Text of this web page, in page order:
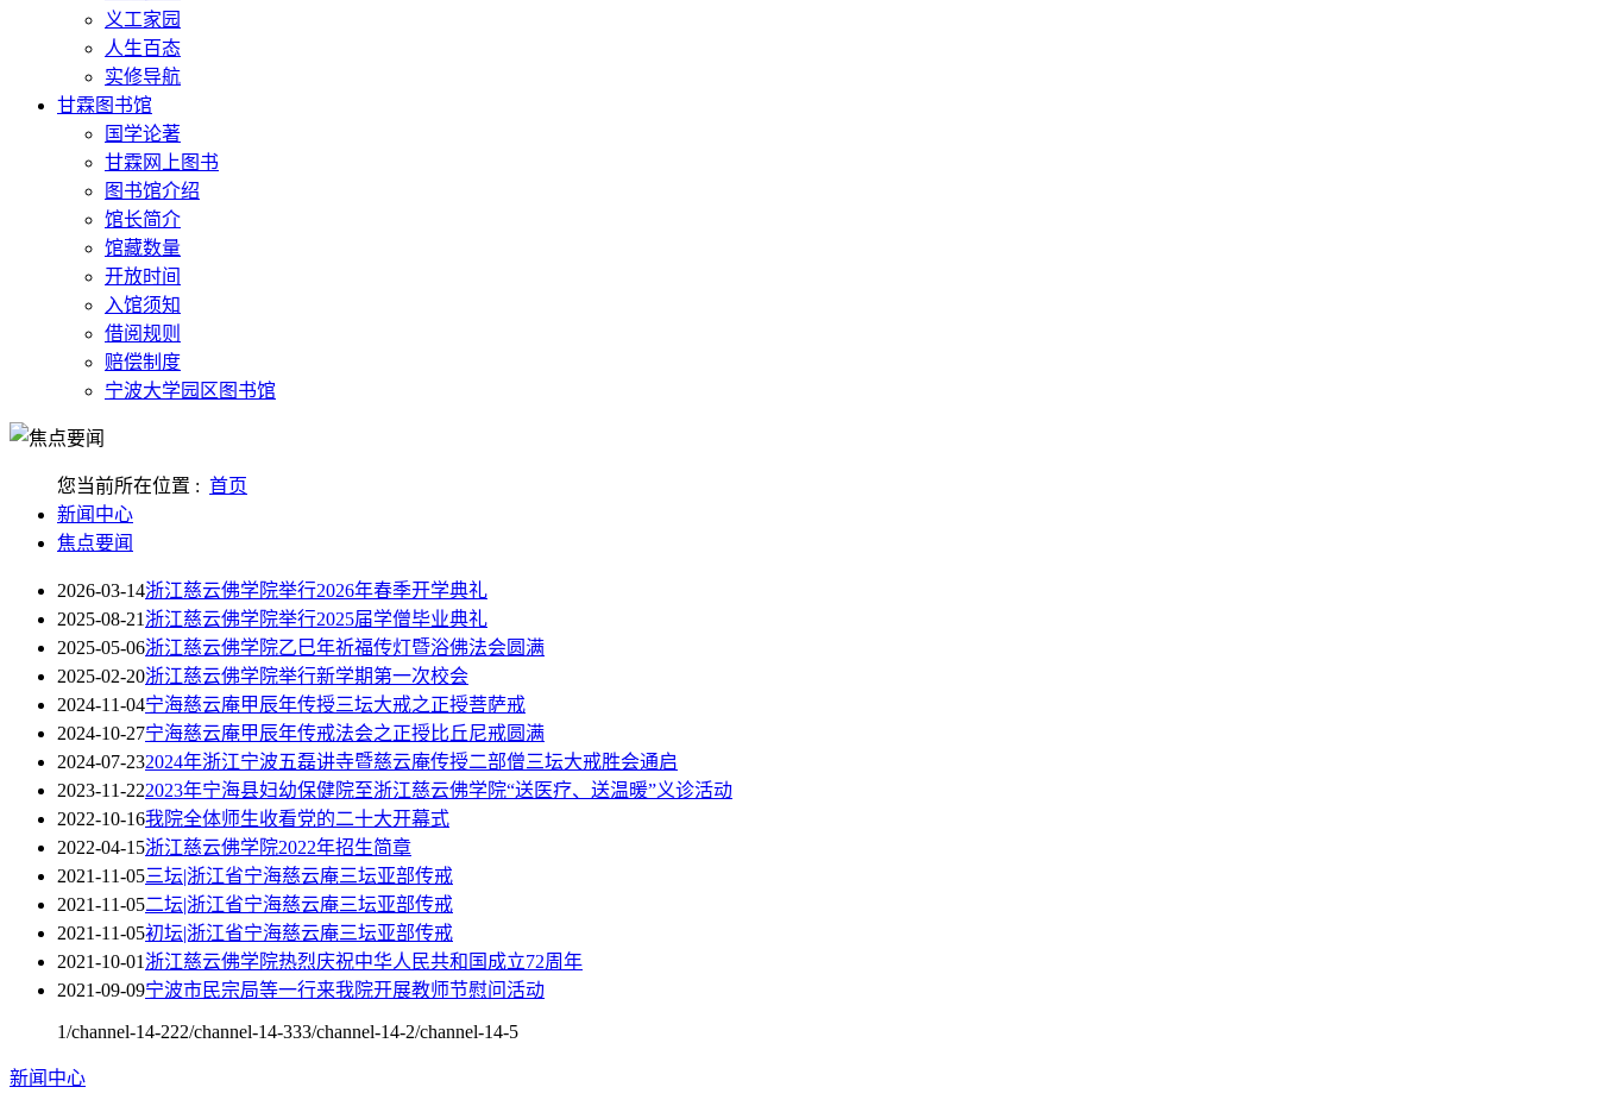
义工家园
人生百态
实修导航
甘霖图书馆
国学论著
甘霖网上图书
图书馆介绍
馆长简介
馆藏数量
开放时间
入馆须知
借阅规则
赔偿制度
宁波大学园区图书馆
您当前所在位置 : 首页
新闻中心
焦点要闻
2026-03-14浙江慈云佛学院举行2026年春季开学典礼
2025-08-21 浙江慈云佛学院举行2025届学僧毕业典礼
2025-05-06浙江慈云佛学院乙巳年祈福传灯暨浴佛法会圆满
2025-02-20浙江慈云佛学院举行新学期第一次校会
2024-11-04宁海慈云庵甲辰年传授三坛大戒之正授菩萨戒
2024-10-27宁海慈云庵甲辰年传戒法会之正授比丘尼戒圆满
2024-07-232024年浙江宁波五磊讲寺暨慈云庵传授二部僧三坛大戒胜会通启
2023-11-222023年宁海县妇幼保健院至浙江慈云佛学院“送医疗、送温暖”义诊活动
2022-10-16我院全体师生收看党的二十大开幕式
2022-04-15浙江慈云佛学院2022年招生简章
2021-11-05三坛|浙江省宁海慈云庵三坛亚部传戒
2021-11-05二坛|浙江省宁海慈云庵三坛亚部传戒
2021-11-05初坛|浙江省宁海慈云庵三坛亚部传戒
2021-10-01 浙江慈云佛学院热烈庆祝中华人民共和国成立72周年
2021-09-09宁波市民宗局等一行来我院开展教师节慰问活动
1/channel-14-222/channel-14-333/channel-14-2/channel-14-5
新闻中心